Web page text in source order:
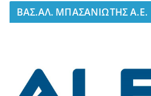
BΑΣ.ΑΛ. ΜΠΑΣΑΝΙΩΤΗΣ Α.Ε.